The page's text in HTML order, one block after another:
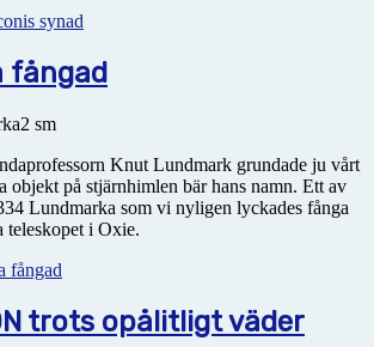
synad
fångad
Knut Lundmark grundade ju vårt
objekt på stjärnhimlen bär hans namn. Ett av
Lundmarka som vi nyligen lyckades fånga
teleskopet i Oxie.
fångad
trots opålitligt väder